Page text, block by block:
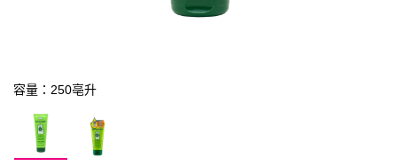
容量：250亳升